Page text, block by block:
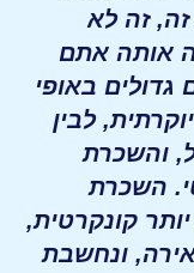
זה, זה לא
אותה אתם
גדולים באופי
לבין
והשכרת
השכרת
קונקרטית,
ונחשבת